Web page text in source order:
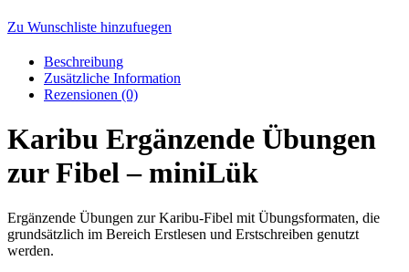
Zu Wunschliste hinzufuegen
Beschreibung
Zusätzliche Information
Rezensionen (0)
Karibu Ergänzende Übungen
zur Fibel – miniLük
Ergänzende Übungen zur Karibu-Fibel mit Übungsformaten, die
grundsätzlich im Bereich Erstlesen und Erstschreiben genutzt
werden.